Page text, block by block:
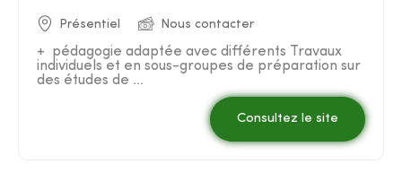
Présentiel Nous contacter
+ pédagogie adaptée avec différents Travaux
individuels et en sous-groupes de préparation sur
des études de ...
Consultez le site